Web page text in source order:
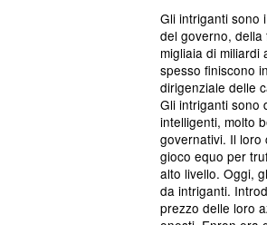
Gli intriganti sono
del governo,
migliaia di
spesso finiscono
dirigenziale delle
Gli intriganti sono
intelligenti, molto
governativi. Il loro
gioco equo per
alto livello. Oggi,
da intriganti.
prezzo delle loro